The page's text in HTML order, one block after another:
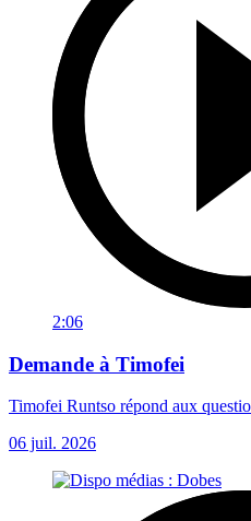
2:06
Demande à Timofei
Timofei Runtso répond aux
06 juil. 2026